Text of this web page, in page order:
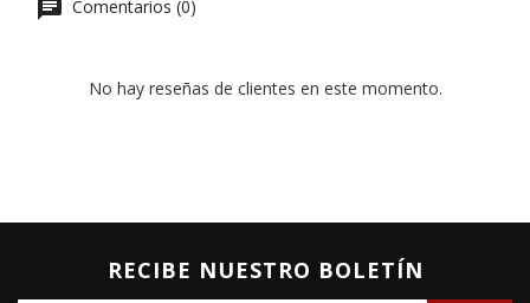
Comentarios (0)
No hay reseñas de clientes en este momento.
RECIBE NUESTRO BOLETÍN